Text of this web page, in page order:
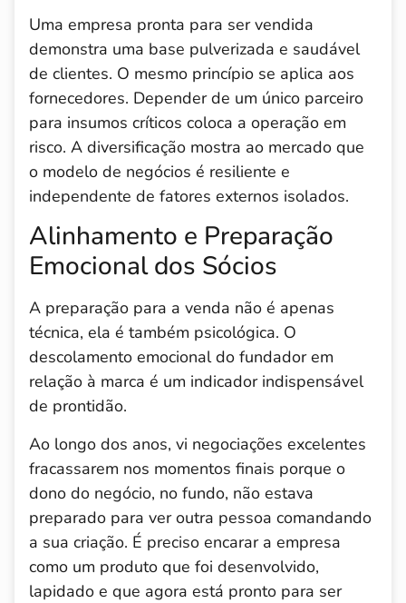
Uma empresa pronta para ser vendida
demonstra uma base pulverizada e saudável
de clientes. O mesmo princípio se aplica aos
fornecedores. Depender de um único parceiro
para insumos críticos coloca a operação em
risco. A diversificação mostra ao mercado que
o modelo de negócios é resiliente e
independente de fatores externos isolados.
Alinhamento e Preparação
Emocional dos Sócios
A preparação para a venda não é apenas
técnica, ela é também psicológica. O
descolamento emocional do fundador em
relação à marca é um indicador indispensável
de prontidão.
Ao longo dos anos, vi negociações excelentes
fracassarem nos momentos finais porque o
dono do negócio, no fundo, não estava
preparado para ver outra pessoa comandando
a sua criação. É preciso encarar a empresa
como um produto que foi desenvolvido,
lapidado e que agora está pronto para ser